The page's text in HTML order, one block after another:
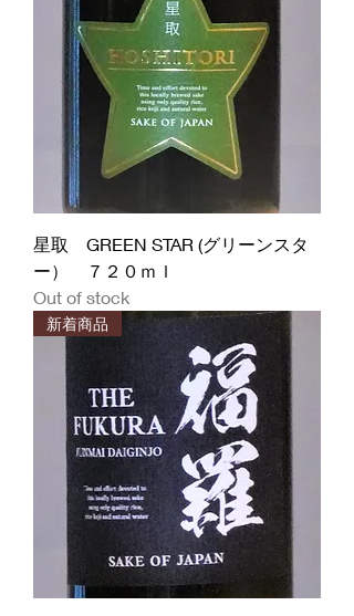
星取 GREEN STAR (グリーンスタ
ー） ７２０ｍｌ
Out of stock
新着商品